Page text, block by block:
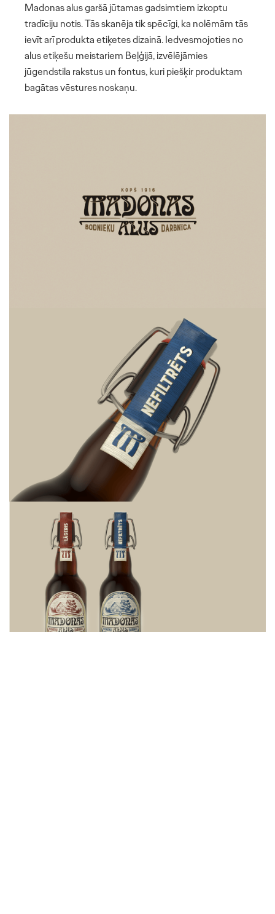
Madonas alus garšā jūtamas gadsimtiem izkoptu
tradīciju notis. Tās skanēja tik spēcīgi, ka nolēmām tās
ievīt arī produkta etiķetes dizainā. Iedvesmojoties no
alus etiķešu meistariem Beļģijā, izvēlējāmies
jūgendstila rakstus un fontus, kuri piešķir produktam
bagātas vēstures noskaņu.
MŪSU DARBI
PAR MUMS
PAKALPOJUMI
OGILVY PR